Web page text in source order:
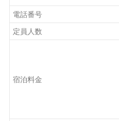
電話番号
定員人数
宿泊料金